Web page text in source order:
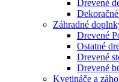
Drevené
Záhradné
Drevené
Ostatné
Drevené
Drevené
Kvetináče a